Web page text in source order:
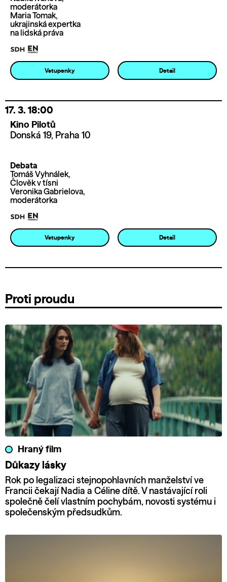
moderátorka
Maria Tomak,
ukrajinská expertka
na lidská práva
Vstupenky Detail
17. 3. 18:00
Kino Pilotů
Donská 19, Praha 10
Debata
Tomáš Vyhnálek,
Člověk v tísni
Veronika Gabrielova,
moderátorka
Vstupenky Detail
Proti proudu
Hraný film
Důkazy lásky
Rok po legalizaci stejnopohlavních manželství ve
Francii čekají Nadia a Céline dítě. V nastávající roli
společně čelí vlastním pochybám, novosti systému i
společenským předsudkům.